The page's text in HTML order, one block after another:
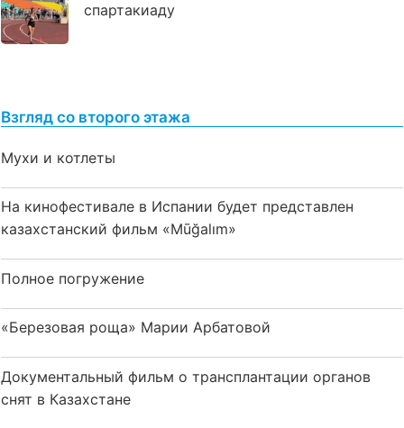
спартакиаду
Взгляд со второго этажа
Мухи и котлеты
На кинофестивале в Испании будет представлен
казахстанский фильм «Mūğalım»
Полное погружение
«Березовая роща» Марии Арбатовой
Документальный фильм о трансплантации органов
снят в Казахстане